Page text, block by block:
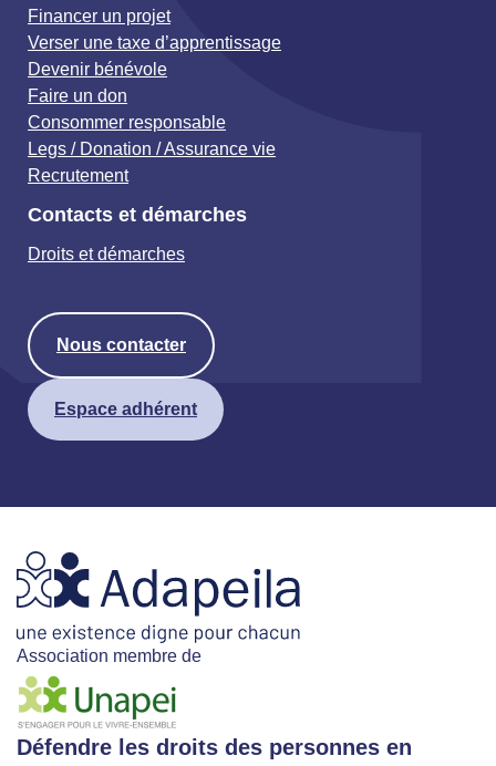
Financer un projet
Verser une taxe d’apprentissage
Devenir bénévole
Faire un don
Consommer responsable
Legs / Donation / Assurance vie
Recrutement
Contacts et démarches
Droits et démarches
Nous contacter
Espace adhérent
Association membre de
Défendre les droits des personnes en